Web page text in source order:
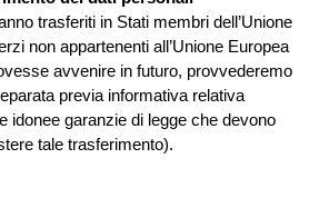
trasferiti in Stati membri dell’Unione
non appartenenti all’Unione Europea
avvenire in futuro, provvederemo
previa informativa relativa
idonee garanzie di legge che devono
tale trasferimento).